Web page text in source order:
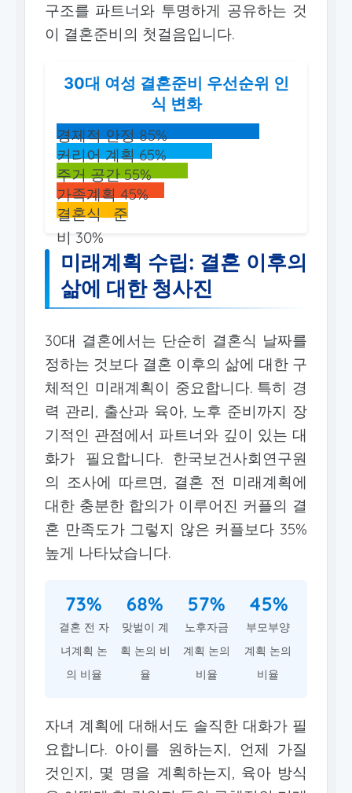
구조를 파트너와 투명하게 공유하는 것
이 결혼준비의 첫걸음입니다.
30대 여성 결혼준비 우선순위 인
식 변화
경제적 안정 85%
커리어 계획 65%
주거 공간 55%
가족계획 45%
결혼식 준
비 30%
미래계획 수립: 결혼 이후의
삶에 대한 청사진
30대 결혼에서는 단순히 결혼식 날짜를
정하는 것보다 결혼 이후의 삶에 대한 구
체적인 미래계획이 중요합니다. 특히 경
력 관리, 출산과 육아, 노후 준비까지 장
기적인 관점에서 파트너와 깊이 있는 대
화가 필요합니다. 한국보건사회연구원
의 조사에 따르면, 결혼 전 미래계획에
대한 충분한 합의가 이루어진 커플의 결
혼 만족도가 그렇지 않은 커플보다 35%
높게 나타났습니다.
73%
결혼 전 자
녀계획 논
의 비율
68%
맞벌이 계
획 논의 비
율
57%
노후자금
계획 논의
비율
45%
부모부양
계획 논의
비율
자녀 계획에 대해서도 솔직한 대화가 필
요합니다. 아이를 원하는지, 언제 가질
것인지, 몇 명을 계획하는지, 육아 방식